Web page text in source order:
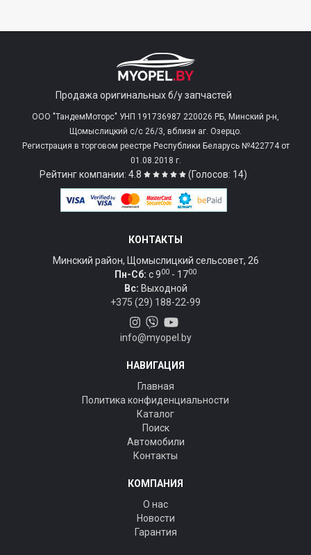
Продажа оригинальных б/у запчастей
ООО "ТандемМоторс" УНП 191736987 220026 РБ, Минский р-н,
Щомыслицкий с/c 26/3, вблизи аг. Озерцо.
Регистрация в торговом реестре Республики Беларусь №422774 от
01.08.2018 г.
Рейтинг компании: 4.8 (Голосов: 14)
КОНТАКТЫ
Минский район, Щомыслицкий сельсовет, 26
Пн-Сб: c 900 - 1700
Вс: Выходной
+375 (29) 188-22-99
info@myopel.by
НАВИГАЦИЯ
Главная
Политика конфиденциальности
Каталог
Поиск
Автомобили
Контакты
КОМПАНИЯ
О нас
Новости
Гарантия